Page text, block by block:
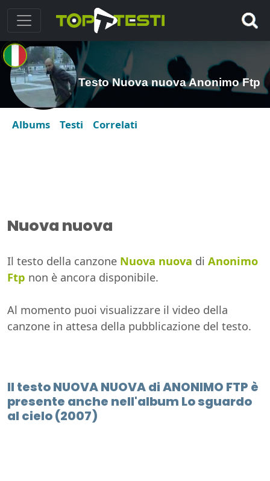
Testo Nuova nuova Anonimo Ftp
Albums Testi Correlati
Nuova nuova
Il testo della canzone Nuova nuova di Anonimo
Ftp non è ancora disponibile.
Al momento puoi visualizzare il video della
canzone in attesa della pubblicazione del testo.
Il testo NUOVA NUOVA di ANONIMO FTP è
presente anche nell'album Lo sguardo
al cielo (2007)